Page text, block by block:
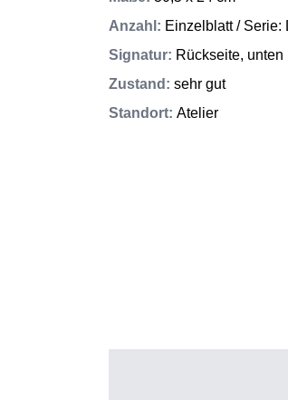
Anzahl : Einzelblatt / Serie:
Signatur: Rückseite, unten
Zustand : sehr gut
Standort: Atelier